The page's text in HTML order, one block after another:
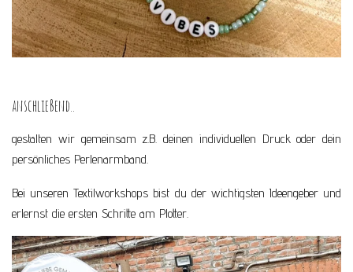
anschließend..
gestalten wir gemeinsam z.B. deinen individuellen Druck oder dein
persönliches Perlenarmband.
Bei unseren Textilworkshops bist du der wichtigsten Ideengeber und
erlernst die ersten Schritte am Plotter.